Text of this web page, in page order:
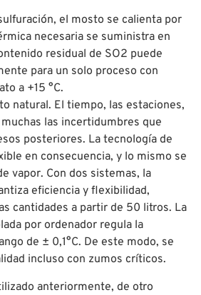
el mosto se calienta por
necesaria se suministra en
residual de SO2 puede
para un solo proceso con
a +15 °C.
natural. El tiempo, las estaciones,
las incertidumbres que
posteriores. La tecnología de
en consecuencia, y lo mismo se
vapor. Con dos sistemas, la
eficiencia y flexibilidad,
cantidades a partir de 50 litros. La
por ordenador regula la
de ± 0,1°C. De este modo, se
incluso con zumos críticos.
anteriormente, de otro